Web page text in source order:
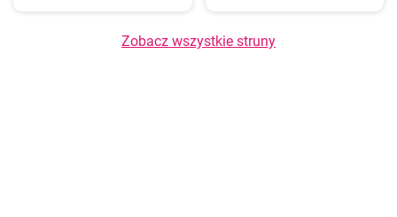
Zobacz wszystkie struny